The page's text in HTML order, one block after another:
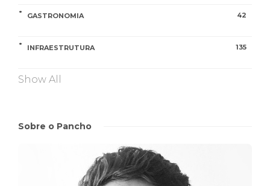
GASTRONOMIA 42
INFRAESTRUTURA 135
Show All
Sobre o Pancho